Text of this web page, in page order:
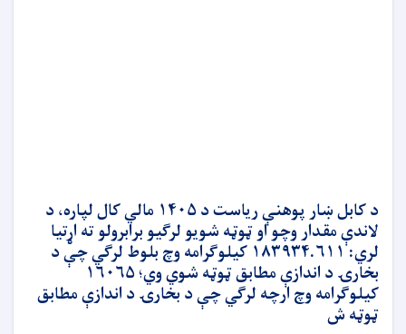
د کابل ښار پوهنې ریاست د ۱۴۰۵ مالي کال لپاره، د
لاندې مقدار وچو او ټوټه شویو لرګیو برابرولو ته اړتیا
لري: ۱۸۳۹۳۴.۶۱۱ کیلوګرامه وچ بلوط لرګي چې د
بخارۍ د اندازې مطابق ټوټه شوي وي؛ ۱۶۰۶۵
کیلوګرامه وچ ارچه لرګي چې د بخارۍ د اندازې مطابق
ټوټه ش